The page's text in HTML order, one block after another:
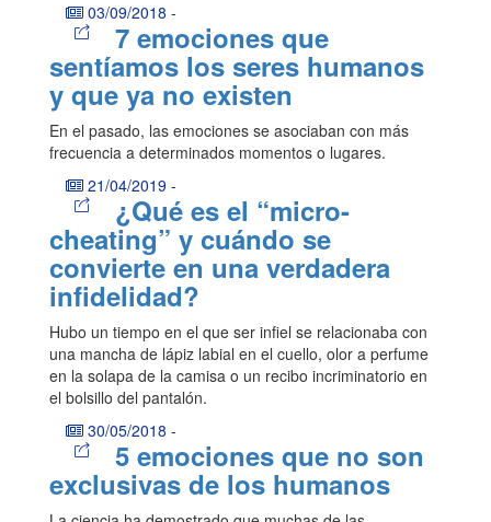
03/09/2018 -
7 emociones que
sentíamos los seres humanos
y que ya no existen
En el pasado, las emociones se asociaban con más
frecuencia a determinados momentos o lugares.
21/04/2019 -
¿Qué es el “micro-
cheating” y cuándo se
convierte en una verdadera
infidelidad?
Hubo un tiempo en el que ser infiel se relacionaba con
una mancha de lápiz labial en el cuello, olor a perfume
en la solapa de la camisa o un recibo incriminatorio en
el bolsillo del pantalón.
30/05/2018 -
5 emociones que no son
exclusivas de los humanos